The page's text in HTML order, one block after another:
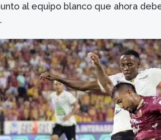
al equipo blanco que ahora